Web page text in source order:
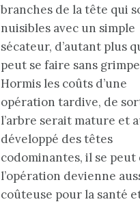
branches de la tête qui
nuisibles avec un simple
sécateur, d’autant plus
peut se faire sans
Hormis les coûts d’une
opération tardive, de
l’arbre serait mature et
développé des têtes
codominantes, il se peut
l’opération devienne
coûteuse pour la santé